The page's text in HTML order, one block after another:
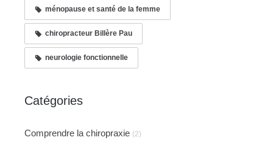
ménopause et santé de la femme
chiropracteur Billère Pau
neurologie fonctionnelle
Catégories
Comprendre la chiropraxie (2)